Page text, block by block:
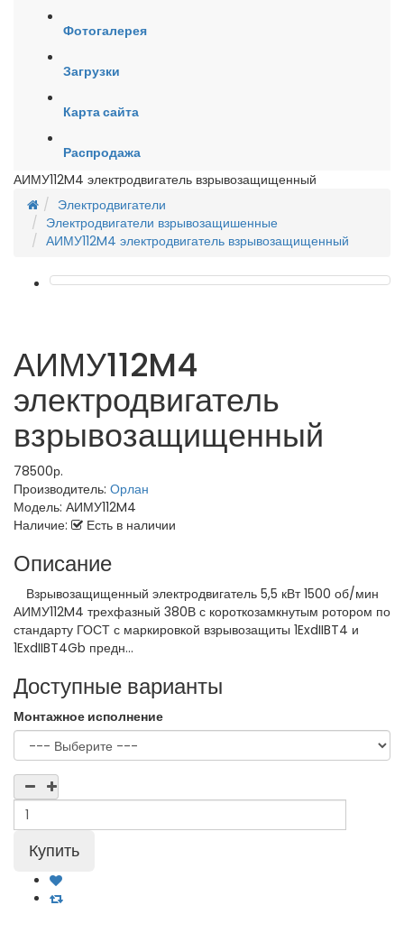
Фотогалерея
Загрузки
Карта сайта
Распродажа
АИМУ112M4 электродвигатель взрывозащищенный
Электродвигатели
Электродвигатели взрывозащишенные
АИМУ112M4 электродвигатель взрывозащищенный
АИМУ112M4
электродвигатель
взрывозащищенный
78500р.
Производитель: Орлан
Модель: АИМУ112M4
Наличие:
Есть в наличии
Описание
Взрывозащищенный электродвигатель 5,5 кВт 1500 об/мин
АИМУ112M4 трехфазный 380В с короткозамкнутым ротором по
стандарту ГОСТ с маркировкой взрывозащиты 1ExdIIBT4 и
1ExdIIBT4Gb предн...
Доступные варианты
Монтажное исполнение